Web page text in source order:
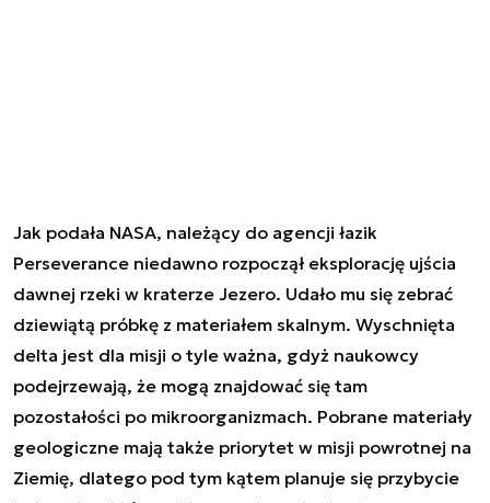
Jak podała NASA, należący do agencji łazik
Perseverance niedawno rozpoczął eksplorację ujścia
dawnej rzeki w kraterze Jezero. Udało mu się zebrać
dziewiątą próbkę z materiałem skalnym. Wyschnięta
delta jest dla misji o tyle ważna, gdyż naukowcy
podejrzewają, że mogą znajdować się tam
pozostałości po mikroorganizmach. Pobrane materiały
geologiczne mają także priorytet w misji powrotnej na
Ziemię, dlatego pod tym kątem planuje się przybycie